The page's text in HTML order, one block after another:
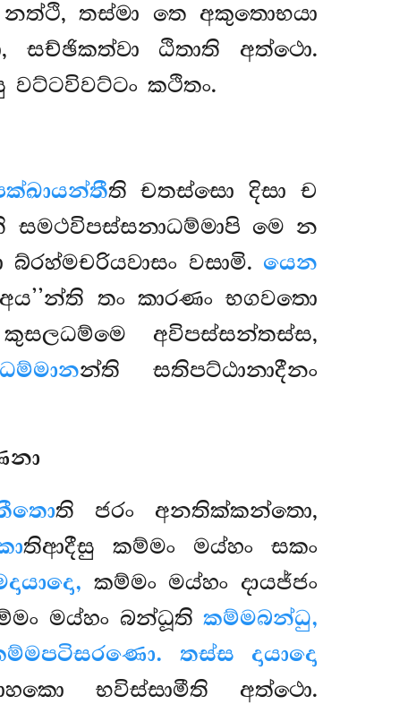
තස්මා තෙ අකුතොභයා
සච්ඡිකත්වා ඨිතාති අත්ථො.
කථිතං.
ති චතස්සො දිසා ච
සමථවිපස්සනාධම්මාපි මෙ න
වසාමි. යෙන
තං කාරණං භගවතො
අවිපස්සන්තස්ස,
න්ති සතිපට්ඨානාදීනං
ති ජරං අනතික්කන්තො,
තිආදීසු කම්මං මය්හං සකං
කම්මං මය්හං දායජ්ජං
මය්හං බන්ධූතිකම්මබන්ධු,
තස්ස දායාදො
භවිස්සාමීති අත්ථො.